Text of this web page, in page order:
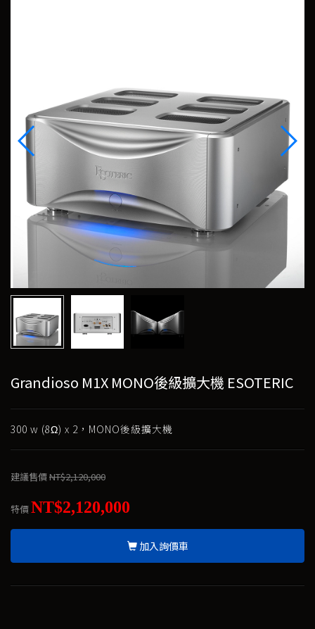
Grandioso M1X MONO後級擴大機 ESOTERIC
300 w (8Ω) x 2，MONO後級擴大機
建議售價NT$2,120,000
特價NT$2,120,000
加入詢價車